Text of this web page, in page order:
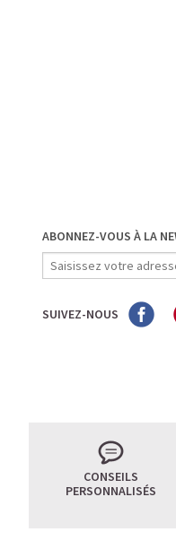
ABONNEZ-VOUS À LA
SUIVEZ-NOUS
CONSEILS
PERSONNALISÉS